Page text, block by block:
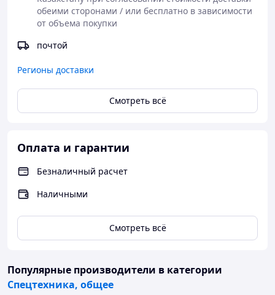
обеими сторонами / или бесплатно в зависимости
от объема покупки
почтой
Регионы доставки
Смотреть всё
Оплата и гарантии
Безналичный расчет
Наличными
Смотреть всё
Популярные производители в категории
Спецтехника, общее